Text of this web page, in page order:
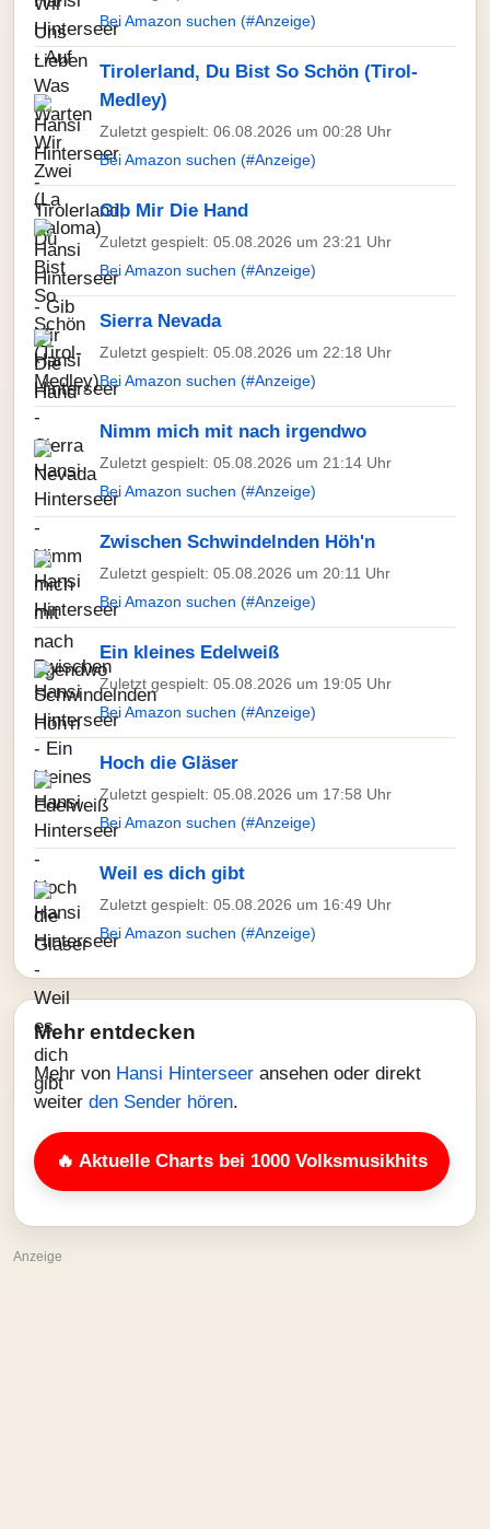
Bei Amazon suchen (#Anzeige)
Tirolerland, Du Bist So Schön (Tirol-
Medley)
Zuletzt gespielt: 06.08.2026 um 00:28 Uhr
Bei Amazon suchen (#Anzeige)
Gib Mir Die Hand
Zuletzt gespielt: 05.08.2026 um 23:21 Uhr
Bei Amazon suchen (#Anzeige)
Sierra Nevada
Zuletzt gespielt: 05.08.2026 um 22:18 Uhr
Bei Amazon suchen (#Anzeige)
Nimm mich mit nach irgendwo
Zuletzt gespielt: 05.08.2026 um 21:14 Uhr
Bei Amazon suchen (#Anzeige)
Zwischen Schwindelnden Höh'n
Zuletzt gespielt: 05.08.2026 um 20:11 Uhr
Bei Amazon suchen (#Anzeige)
Ein kleines Edelweiß
Zuletzt gespielt: 05.08.2026 um 19:05 Uhr
Bei Amazon suchen (#Anzeige)
Hoch die Gläser
Zuletzt gespielt: 05.08.2026 um 17:58 Uhr
Bei Amazon suchen (#Anzeige)
Weil es dich gibt
Zuletzt gespielt: 05.08.2026 um 16:49 Uhr
Bei Amazon suchen (#Anzeige)
Mehr entdecken
Mehr von Hansi Hinterseer ansehen oder direkt
weiter den Sender hören.
🔥 Aktuelle Charts bei 1000 Volksmusikhits
Anzeige